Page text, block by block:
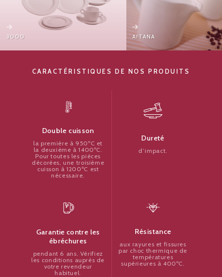
AITANA
CARACTÉRISTIQUES DE NOS PRODUITS
Double cuisson
la première à 950ºC et
la deuxième à 1400ºC.
Pour toutes les pièces
décorées, une troisième
cuisson à 1200ºC est
nécessaire.
Dureté
d’impact.
Garantie contre les
ébréchures
pendant 6 ans. Vérifiez
les conditions auprès de
votre revendeur
habituel.
Résistance
aux rayures et fissures
par choc thermique de
températures
supérieures à 400ºC.